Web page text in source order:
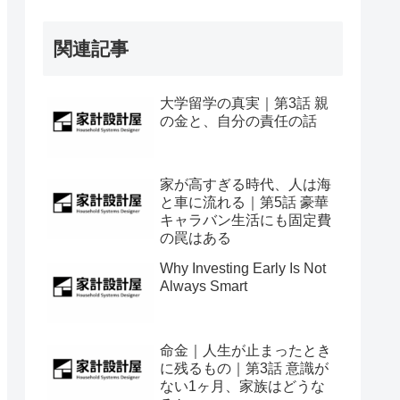
関連記事
大学留学の真実｜第3話 親
の金と、自分の責任の話
家が高すぎる時代、人は海
と車に流れる｜第5話 豪華
キャラバン生活にも固定費
の罠はある
Why Investing Early Is Not
Always Smart
命金｜人生が止まったとき
に残るもの｜第3話 意識が
ない1ヶ月、家族はどうな